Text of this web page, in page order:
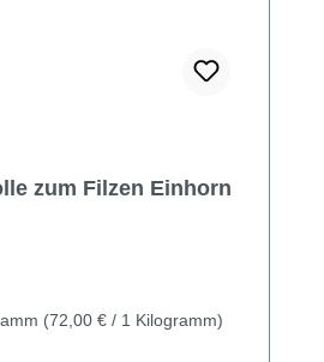
zum Filzen Einhorn
(72,00 € / 1 Kilogramm)